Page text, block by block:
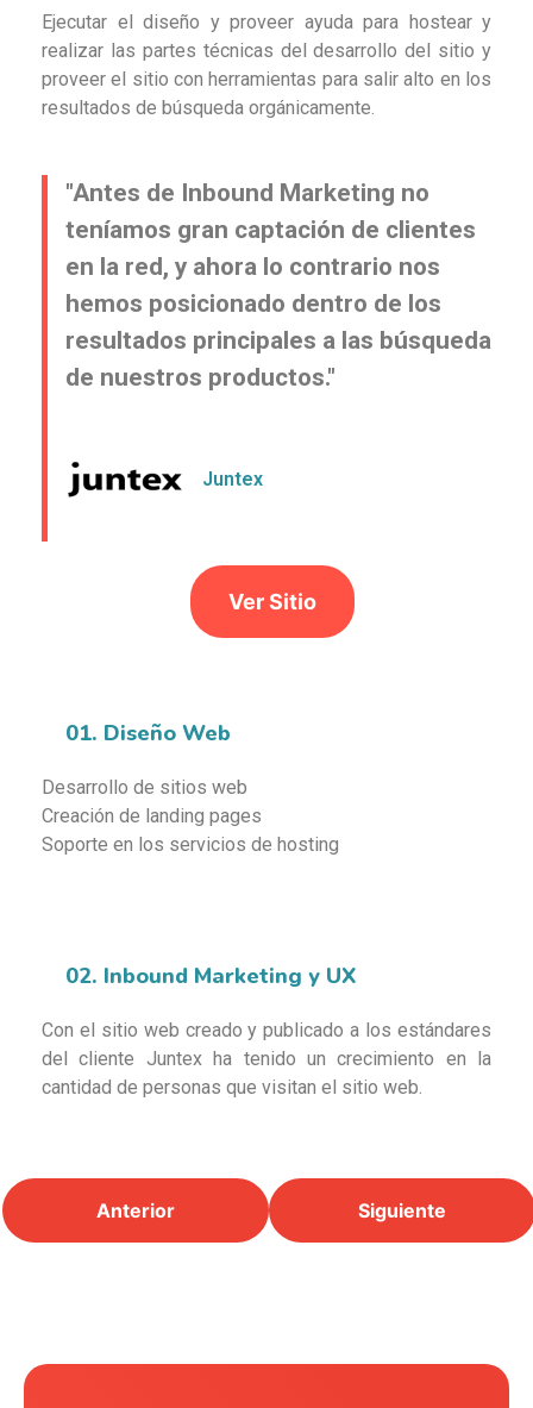
Ejecutar el diseño y proveer ayuda para hostear y
realizar las partes técnicas del desarrollo del sitio y
proveer el sitio con herramientas para salir alto en los
resultados de búsqueda orgánicamente.
"Antes de Inbound Marketing no
teníamos gran captación de clientes
en la red, y ahora lo contrario nos
hemos posicionado dentro de los
resultados principales a las búsqueda
de nuestros productos."
Juntex
Ver Sitio
01. Diseño Web
Desarrollo de sitios web
Creación de landing pages
Soporte en los servicios de hosting
02. Inbound Marketing y UX
Con el sitio web creado y publicado a los estándares
del cliente Juntex ha tenido un crecimiento en la
cantidad de personas que visitan el sitio web.
Anterior Siguiente